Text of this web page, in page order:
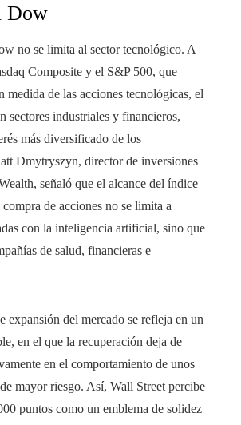
Dow
no se limita al sector tecnológico. A
Composite y el S&P 500, que
medida de las acciones tecnológicas, el
sectores industriales y financieros,
más diversificado de los
Dmytryszyn, director de inversiones
señaló que el alcance del índice
de acciones no se limita a
con la inteligencia artificial, sino que
de salud, financieras e
expansión del mercado se refleja en un
en el que la recuperación deja de
en el comportamiento de unos
mayor riesgo. Así, Wall Street percibe
puntos como un emblema de solidez